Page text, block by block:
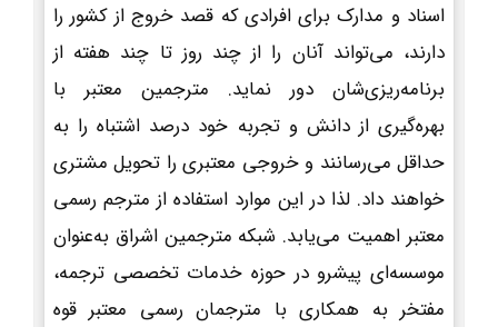
اسناد و مدارک برای افرادی که قصد خروج از کشور را
دارند، می‌تواند آنان را از چند روز تا چند هفته از
برنامه‌ریزی‌شان دور نماید. مترجمین معتبر با
بهره‌گیری از دانش و تجربه خود درصد اشتباه را به
حداقل می‌رسانند و خروجی معتبری را تحویل مشتری
خواهند داد. لذا در این موارد استفاده از مترجم رسمی
معتبر اهمیت می‌یابد. شبکه مترجمین اشراق به‌عنوان
موسسه‌ای پیشرو در حوزه خدمات تخصصی ترجمه،
مفتخر به همکاری با مترجمان رسمی معتبر قوه